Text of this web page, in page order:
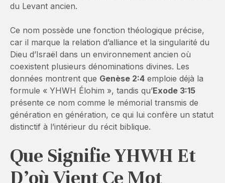
du Levant ancien.
Ce nom possède une fonction théologique précise,
car il marque la relation d’alliance et la singularité du
Dieu d’Israël dans un environnement ancien où
coexistent plusieurs dénominations divines. Les
données montrent que Genèse 2:4 emploie déjà la
formule « YHWH Élohim », tandis qu’Exode 3:15
présente ce nom comme le mémorial transmis de
génération en génération, ce qui lui confère un statut
distinctif à l’intérieur du récit biblique.
Que Signifie YHWH Et
D’où Vient Ce Mot